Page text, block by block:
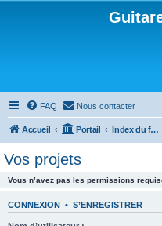
FAQ Nous contacter
Accueil Portail Index du forum
Vos projets
Vous n’avez pas les permissions
CONNEXION • S’ENREGISTRER